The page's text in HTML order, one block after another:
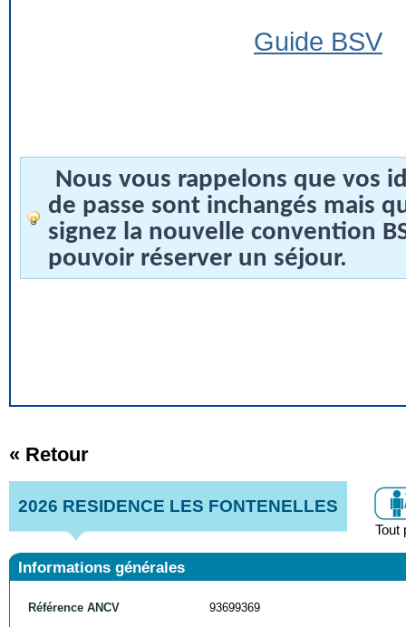
Guide BSV
Nous vous rappelons que vos
de passe sont inchangés mais
signez la nouvelle convention
pouvoir réserver un séjour.
« Retour
2026 RESIDENCE LES FONTENELLES
Tout
Informations générales
Référence ANCV 93699369